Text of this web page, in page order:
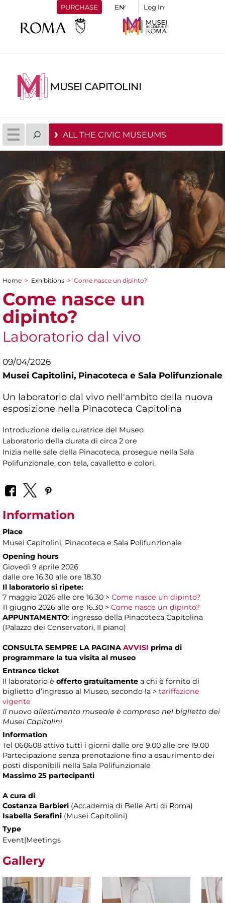
PURCHASE Log In
MUSEI CAPITOLINI
ALL THE CIVIC MUSEUMS
You are here
Home > Exhibitions > Come nasce un dipinto?
Come nasce un
dipinto?
Laboratorio dal vivo
09/04/2026
Musei Capitolini, Pinacoteca e Sala Polifunzionale
Un laboratorio dal vivo nell'ambito della nuova
esposizione nella Pinacoteca Capitolina
Introduzione della curatrice del Museo
Laboratorio della durata di circa 2 ore
Inizia nelle sale della Pinacoteca, prosegue nella Sala
Polifunzionale, con tela, cavalletto e colori.
Information
Place
Musei Capitolini, Pinacoteca e Sala Polifunzionale
Opening hours
Giovedì 9 aprile 2026
dalle ore 16.30 alle ore 18.30
Il laboratorio si ripete:
7 maggio 2026 alle ore 16.30 > Come nasce un dipinto?
11 giugno 2026 alle ore 16.30 > Come nasce un dipinto?
APPUNTAMENTO: ingresso della Pinacoteca Capitolina
(Palazzo dei Conservatori, II piano)
CONSULTA SEMPRE LA PAGINA AVVISI prima di
programmare la tua visita al museo
Entrance ticket
Il laboratorio è offerto gratuitamente a chi è fornito di
biglietto d’ingresso al Museo, secondo la > tariffazione
vigente
Il nuovo allestimento museale è compreso nel biglietto dei
Musei Capitolini
Information
Tel 060608 attivo tutti i giorni dalle ore 9.00 alle ore 19.00
Partecipazione senza prenotazione fino a esaurimento dei
posti disponibili nella Sala Polifunzionale
Massimo 25 partecipanti
A cura di:
Costanza Barbieri (Accademia di Belle Arti di Roma)
Isabella Serafini (Musei Capitolini)
Type
Event|Meetings
Gallery